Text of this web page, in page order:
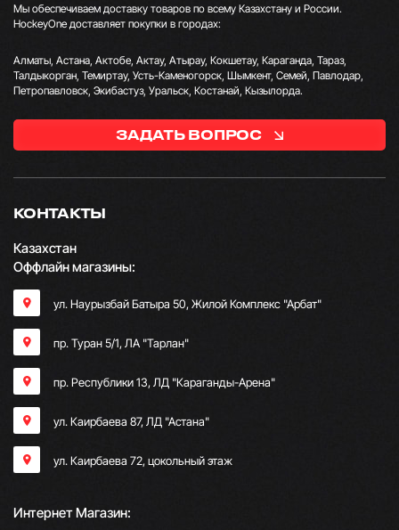
КОНТАКТЫ
Казахстан
Оффлайн магазины:
ул. Наурызбай Батыра 50, Жилой Комплекс "Арбат"
пр. Туран 5/1, ЛА "Тарлан"
пр. Республики 13, ​ЛД "Караганды-Арена"
ул. Каирбаева 87, ЛД "Астана"
ул. Каирбаева 72, цокольный этаж
Интернет Магазин:
Мы обеспечиваем доставку товаров по всему Казахстану и России.
HockeyOne доставляет покупки в городах:
Алматы, Астана, Актобе, Актау, Атырау, Кокшетау, Караганда, Тараз,
Талдыкорган, Темиртау, Усть-Каменогорск, Шымкент, Семей, Павлодар,
Петропавловск, Экибастуз, Уральск, Костанай, Кызылорда.
ЗАДАТЬ ВОПРОС